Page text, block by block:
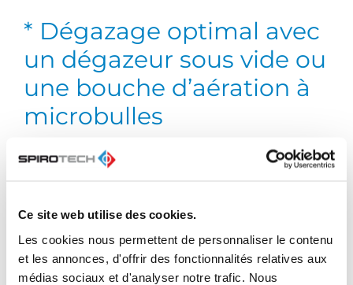
Ce site web utilise des cookies.
Les cookies nous permettent de personnaliser le contenu
et les annonces, d'offrir des fonctionnalités relatives aux
médias sociaux et d'analyser notre trafic. Nous
* Dégazage optimal avec
un dégazeur sous vide ou
une bouche d’aération à
microbulles
d’une bouche d’aération à microbulles séparée
dégazage optimal des systèmes de chauffage
et de refroidissement.